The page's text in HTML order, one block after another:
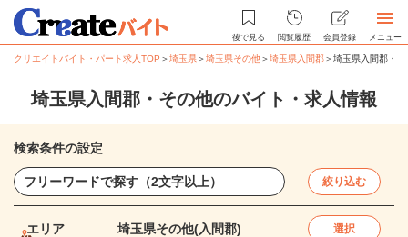
後で見る 閲覧履歴 会員登録 メニュー
クリエイトバイト・パート求人TOP ＞埼玉県＞埼玉県その他＞埼玉県入間郡＞埼玉県入間郡・
埼玉県入間郡・その他のバイト・求人情報
検索条件の設定
絞り込む
エリア 埼玉県その他(入間郡) 選択